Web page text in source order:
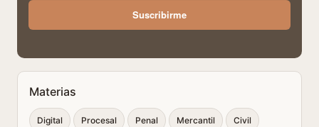
Suscribirme
Materias
Digital Procesal Penal Mercantil Civil